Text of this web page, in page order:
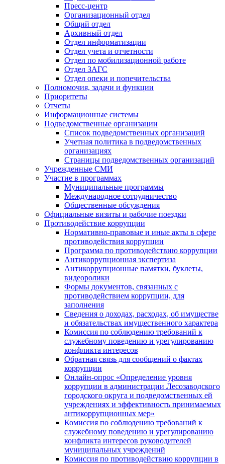
Пресс-центр
Организационный отдел
Общий отдел
Архивный отдел
Отдел информатизации
Отдел учета и отчетности
Отдел по мобилизационной работе
Отдел ЗАГС
Отдел опеки и попечительства
Полномочия, задачи и функции
Приоритеты
Отчеты
Информационные системы
Подведомственные организации
Список подведомственных организаций
Учетная политика в подведомственных
организациях
Страницы подведомственных организаций
Учрежденные СМИ
Участие в программах
Муниципальные программы
Международное сотрудничество
Общественные обсуждения
Официальные визиты и рабочие поездки
Противодействие коррупции
Нормативно-правовые и иные акты в сфере
противодействия коррупции
Программа по противодействию коррупции
Антикоррупционная экспертиза
Антикоррупционные памятки, буклеты,
видеоролики
Формы документов, связанных с
противодействием коррупции, для
заполнения
Сведения о доходах, расходах, об имуществе
и обязательствах имущественного характера
Комиссия по соблюдению требований к
служебному поведению и урегулированию
конфликта интересов
Обратная связь для сообщений о фактах
коррупции
Онлайн-опрос «Определение уровня
коррупции в администрации Лесозаводского
городского округа и подведомственных ей
учреждениях и эффективность принимаемых
антикоррупционных мер»
Комиссия по соблюдению требований к
служебному поведению и урегулированию
конфликта интересов руководителей
муниципальных учреждений
Комиссия по противодействию коррупции в